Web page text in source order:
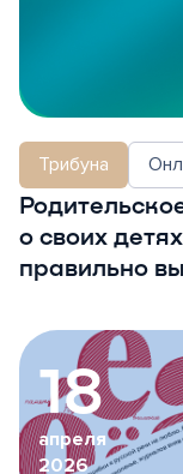
Трибуна
о своих
правильно
18
апреля
2026